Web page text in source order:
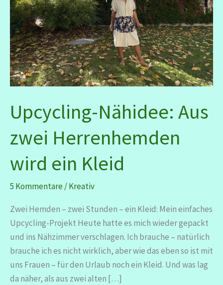
Upcycling-Nähidee: Aus
zwei Herrenhemden
wird ein Kleid
5 Kommentare/Kreativ
Zwei Hemden – zwei Stunden – ein Kleid: Mein einfaches
Upcycling-Projekt Heute hatte es mich wieder gepackt
und ins Nähzimmer verschlagen. Ich brauche – natürlich
brauche ich es nicht wirklich, aber wie das eben so ist mit
uns Frauen – für den Urlaub noch ein Kleid. Und was lag
da näher, als aus zwei alten […]